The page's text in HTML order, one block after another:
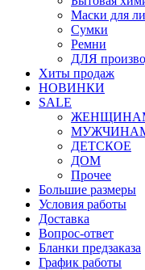
Маски для
Сумки
Ремни
ДЛЯ
Хиты продаж
НОВИНКИ
SALE
ДЕТСКОЕ
ДОМ
Прочее
Большие размеры
Условия работы
Доставка
Вопрос-ответ
Бланки предзаказа
График работы